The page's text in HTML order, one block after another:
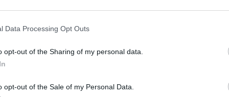
Data Processing Opt Outs
opt-out of the Sharing of my personal data.
opt-out of the Sale of my Personal Data.
proposito del caso Ramy; non pareggia
poliziotto circondato e martellato dai
non pareggia il caso delle centinaia
tutti questi anni, messi sotto indagine
economici e di carriera) solo per
usato le loro armi; non pareggia
rischi di chi ogni mattina indossa la sua
di casa esponendosi a pericoli enormi